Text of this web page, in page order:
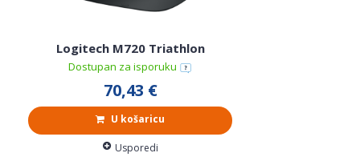
Logitech M720 Triathlon
Dostupan za isporuku
70,43 €
U košaricu
Usporedi